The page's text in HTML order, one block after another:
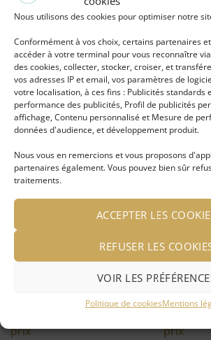
Nous utilisons des cookies pour optimiser notre
Conformément à vos choix, certains partenaires
accéder à votre terminal pour vous reconnaître
des cookies, collecter, stocker, croiser, et
vos adresses IP et email, vos paramètres de
votre localisation, à ces fins : Publicités standards
performance des publicités, Profil de publicités
affichage, Contenu personnalisé et Mesure de
données d'audience, et développement produit.
Nous vous en remercions et vous proposons
partenaires également. Vous pouvez bien sûr
traitements.
ACCEPTER LES
REFUSER LES
VOIR LES
Politique de cookiesMentions
LIRE LA SUITE
Se connecter pour voir le
prix
LIRE LA
Se
prix
Ajouter
à ma
d'envies
Bracelet Lili martelé
plaqué argent
Se connecter pour voir le
prix
Boucle
LIRE LA
Se
prix